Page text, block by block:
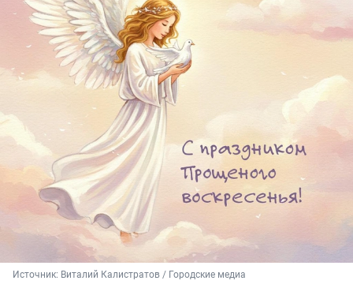
Источник: Виталий Калистратов / Городские медиа